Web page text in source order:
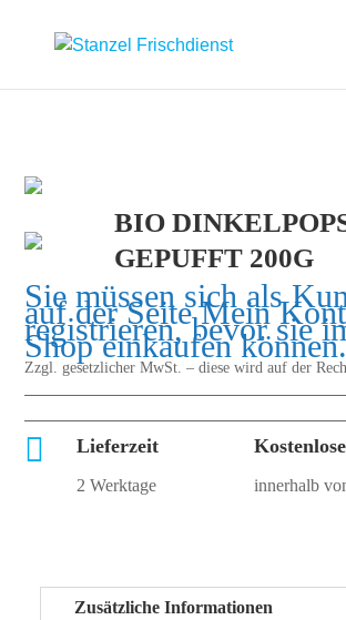
BIO
GEPUFFT 200G
Sie müssen sich als
auf der SeiteMein
registrieren, bevor sie
Shop einkaufen können.
Zzgl. gesetzlicher MwSt. – diese wird auf der
 Lieferzeit
2 Werktage innerhalb
Zusätzliche Informationen